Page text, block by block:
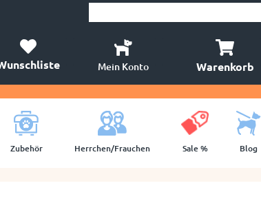
Mein Konto Warenkorb
Zubehör Herrchen/Frauchen Sale % Blog